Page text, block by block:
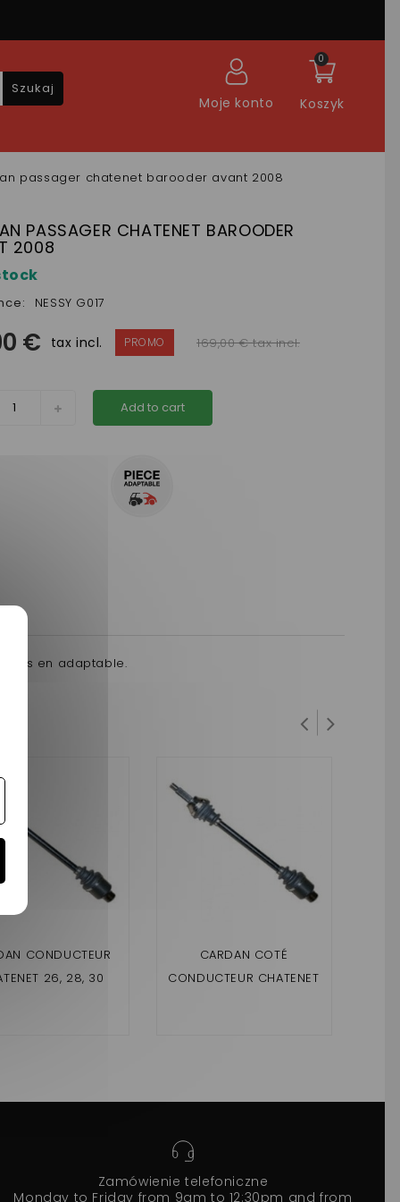
Koszyk
0
Moje konto
Szukaj
passager chatenet barooder avant 2008
PASSAGER CHATENET BAROODER
2008
NESSY G017
€ tax incl. 169,00 € tax incl.
Add to cart
en adaptable.
CONDUCTEUR
26, 28, 30
CARDAN COTÉ
CONDUCTEUR CHATENET
Zamówienie telefoniczne
Monday to Friday from 9am to 12:30pm and from